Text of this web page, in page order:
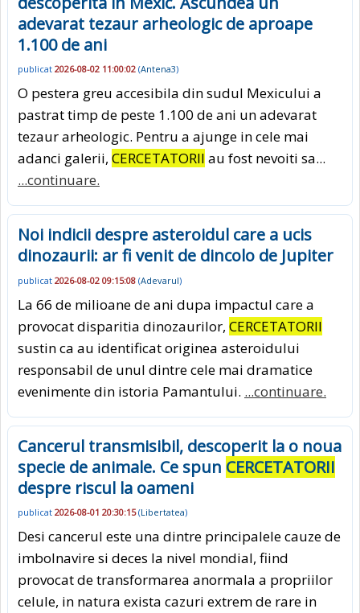
adevarat tezaur arheologic de aproape
1.100 de ani
publicat 2026-08-02 11:00:02 (Antena3)
O pestera greu accesibila din sudul Mexicului a
pastrat timp de peste 1.100 de ani un adevarat
tezaur arheologic. Pentru a ajunge in cele mai
adanci galerii, CERCETATORII au fost nevoiti sa...
...continuare.
Noi indicii despre asteroidul care a ucis
dinozaurii: ar fi venit de dincolo de Jupiter
publicat 2026-08-02 09:15:08 (Adevarul)
La 66 de milioane de ani dupa impactul care a
provocat disparitia dinozaurilor, CERCETATORII
sustin ca au identificat originea asteroidului
responsabil de unul dintre cele mai dramatice
evenimente din istoria Pamantului. ...continuare.
Cancerul transmisibil, descoperit la o noua
specie de animale. Ce spun CERCETATORII
despre riscul la oameni
publicat 2026-08-01 20:30:15(Libertatea)
Desi cancerul este una dintre principalele cauze de
imbolnavire si deces la nivel mondial, fiind
provocat de transformarea anormala a propriilor
celule, in natura exista cazuri extrem de rare in